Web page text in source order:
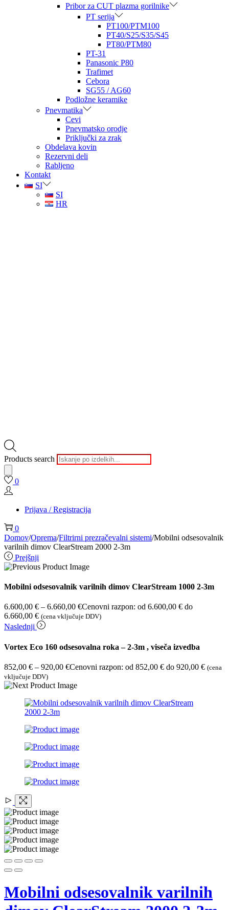
Pribor za CUT plazma gorilnike
PT serija
PT100/PTM100
PT40/S25/S35/S45
PT80/PTM80
PT-31
Panasonic P80
Trafimet
Cebora
SG55 / AG60
Podložne keramike
Pnevmatika
Cevi
Pnevmatsko orodje
Priključki za zrak
Obdelava kovin
Rezervni deli
Rabljeno
Kontakt
SI
SI
HR
Products search
0
Prijava / Registracija
0
Domov/Oprema/Filtrirni prezračevalni sistemi/Mobilni odsesovalnik
varilnih dimov ClearStream 2000 2-3m
Prejšnji
Mobilni odsesovalnik varilnih dimov ClearStream 1000 2-3m
6.600,00 € – 6.660,00 €Cenovni razpon: od 6.600,00 € do
6.660,00 € (cena vključuje DDV)
Naslednji
Vortex Eco 160 odsesovalna roka – 2-3m , viseča izvedba
852,00 € – 920,00 €Cenovni razpon: od 852,00 € do 920,00 € (cena
vključuje DDV)
Mobilni odsesovalnik varilnih